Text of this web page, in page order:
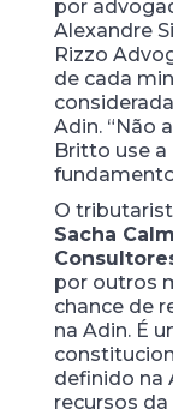
por
Alexandre
Rizzo
de cada
Adin. “Não
Britto use
O
Sacha
por outros
chance de
na Adin. É
definido na
recursos